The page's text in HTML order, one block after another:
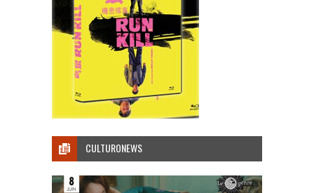
CULTURONEWS